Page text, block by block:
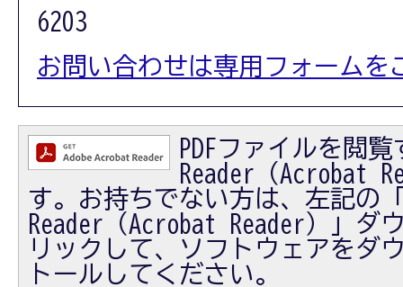
6203
お問い合わせは専用フォームを
PDFファイルを閲
Reader（Acrobat
す。お持ちでない方は、左記の
Reader（Acrobat Reader）」ダ
リックして、ソフトウェアをダ
トールしてください。